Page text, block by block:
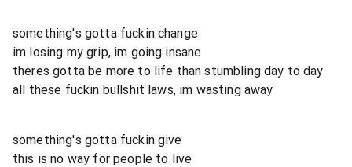
something's gotta fuckin change
im losing my grip, im going insane
theres gotta be more to life than stumbling day to day
all these fuckin bullshit laws, im wasting away
something's gotta fuckin give
this is no way for people to live